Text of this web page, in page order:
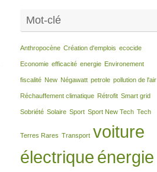
Mot-clé
Anthropocène Création d'emplois ecocide
Economie efficacité energie Environement
fiscalité New Négawatt petrole pollution de l'air
Réchauffement climatique Rétrofit Smart grid
Sobriété Solaire Sport Sport New Tech Tech
Terres Rares Transport voiture
électrique énergie